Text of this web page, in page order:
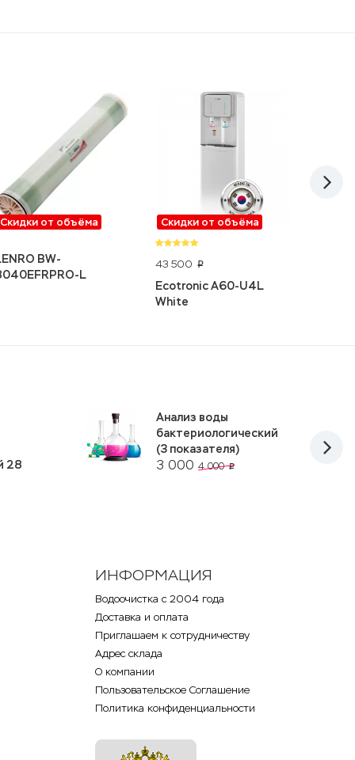
Скидки от объёма
BW-
L
Скидки от объёма
43 500 p
Ecotronic A60-U4L
White
28
3 000 4 000p
Анализ воды
бактериологический
(3 показателя)
ИНФОРМАЦИЯ
Водоочистка с 2004 года
Доставка и оплата
Приглашаем к сотрудничеству
Адрес склада
О компании
Пользовательское Соглашение
Политика конфиденциальности